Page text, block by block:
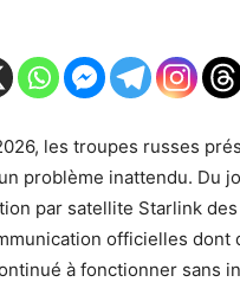
les troupes russes
problème inattendu. Du
par satellite Starlink
officielles
à fonctionner sans